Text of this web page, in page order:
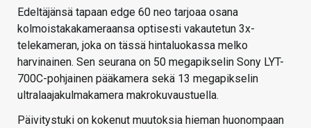
Edeltäjänsä tapaan edge 60 neo tarjoaa osana
kolmoistakakameraansa optisesti vakautetun 3x-
telekameran, joka on tässä hintaluokassa melko
harvinainen. Sen seurana on 50 megapikselin Sony LYT-
700C-pohjainen pääkamera sekä 13 megapikselin
ultralaajakulmakamera makrokuvaustuella.
Päivitystuki on kokenut muutoksia hieman huonompaan